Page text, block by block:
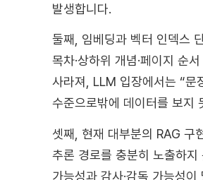
발생합니다.
둘째, 임베딩과 벡터 인덱스
목차·상하위 개념·페이지 순
사라져, LLM 입장에서는 “문
수준으로밖에 데이터를 보지
셋째, 현재 대부분의 RAG 구
추론 경로를 충분히 노출하지
가능성과 감사·감독 가능성이